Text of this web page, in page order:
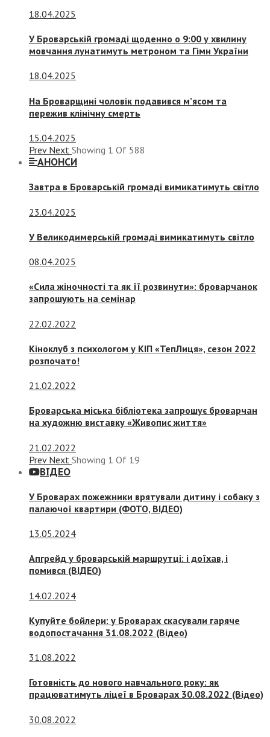
18.04.2025
У Броварській громаді щоденно о 9:00 у хвилину
мовчання лунатимуть метроном та Гімн України
18.04.2025
На Броварщині чоловік подавився м’ясом та
пережив клінічну смерть
15.04.2025
Prev Next Showing 1 Of 588
АНОНСИ
Завтра в Броварській громаді вимикатимуть світло
23.04.2025
У Великодимерській громаді вимикатимуть світло
08.04.2025
«Сила жіночності та як її розвинути»: броварчанок
запрошують на семінар
22.02.2022
Кіноклуб з психологом у КІП «ТепЛиця», сезон 2022
розпочато!
21.02.2022
Броварська міська бібліотека запрошує броварчан
на художню виставку «Живопис життя»
21.02.2022
Prev Next Showing 1 Of 19
ВІДЕО
У Броварах пожежники врятували дитину і собаку з
палаючої квартири (ФОТО, ВІДЕО)
13.05.2024
Апгрейд у броварській маршрутці: і доїхав, і
помився (ВІДЕО)
14.02.2024
Купуйте бойлери: у Броварах скасували гаряче
водопостачання 31.08.2022 (Відео)
31.08.2022
Готовність до нового навчального року: як
працюватимуть ліцеї в Броварах 30.08.2022 (Відео)
30.08.2022